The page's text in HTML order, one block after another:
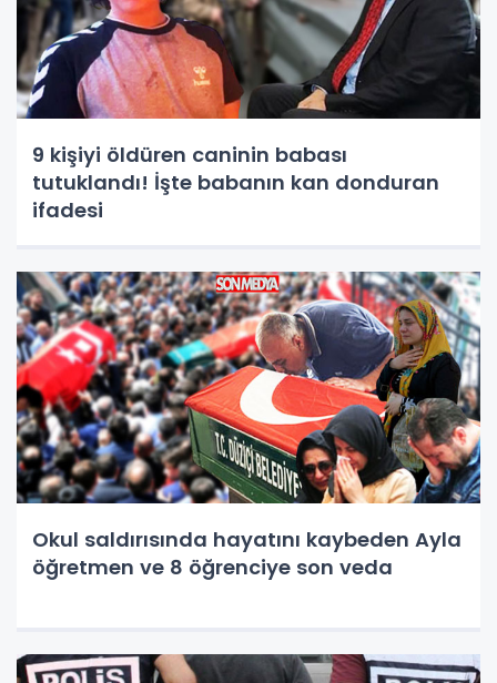
9 kişiyi öldüren caninin babası
tutuklandı! İşte babanın kan donduran
ifadesi
Okul saldırısında hayatını kaybeden Ayla
öğretmen ve 8 öğrenciye son veda